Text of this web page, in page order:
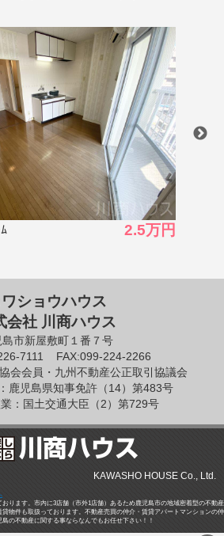
ショウハウス
会社 川商ハウス
島市新屋敷町１番７号
7111
FAX:099-224-2266
会会員・九州不動産公正取引協議会
鹿児島県知事免許（14）第483号
：国土交通大臣（2）第729号
KAWASHO HOUSE Co., Ltd.
ります。市内に3店舗（市外1店舗）あるため鹿児島市の地域密着型の不動産
物件も取扱っております。不動産売買の仲介・賃貸アパートマンションの仲
の不動産に関する事ならなんでもお任せ下さい！！